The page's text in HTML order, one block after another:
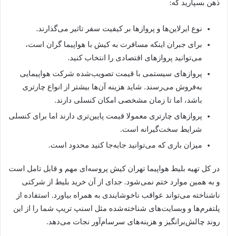
ذهن بسپارید که:
نوع ایرلاین‌ها و پروازها بر کیفیت سفر تاثیر می‌گذارند.
برای جبران اینکه مسافرت به کیش با هواپیما گران است،
می‌توانید پرواز‌های اقتصادی را انتخاب کنید.
پروازهای سیستمی با قیمت تصویب‌شده شرکت هواپیمایی
به‌فروش می‌رسند. شاید هزینه آن‌ها بیشتر از انواع چارتری
باشد، اما تا زمان مشخصی امکان کنسلی دارند.
پروازهای چارتری معمولا قیمت پایین‌تری دارند اما برای کنسلی
شرایط سخت‌گیرانه است.
میزان باری که می‌توانید جابه‌جا کنید محدود است.
در کل تهیه بلیط هواپیما تهران کیش پروسه‌ای مهم و قابل تامل است
و به همین موارد ختم نمی‌شود. جدای از آن خرید بلیط از شرکتی
ناشناخته می‌تواند عواقب ناخوشایندی به همراه بیاورد. استفاده از
پلتفرم‌ها و وبسایت‌های شناخته‌شده مثل اسنپ تریپ شما را از این
روند چالش‌برانگیز و هزینه‌های سرسام‌آور نجات می‌دهد.